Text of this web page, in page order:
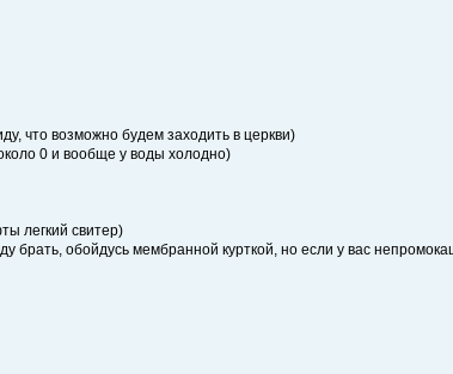
что возможно будем заходить в церкви)
0 и вообще у воды холодно)
легкий свитер)
обойдусь мембранной курткой, но если у вас